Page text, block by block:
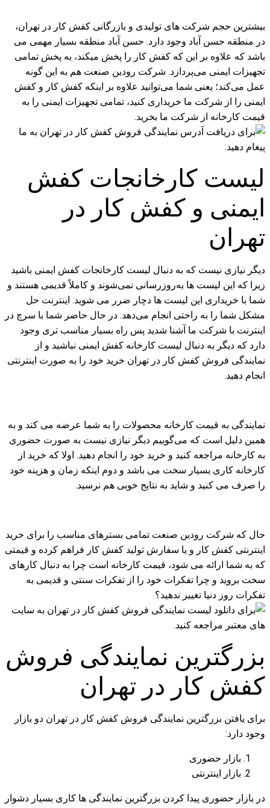
بیشترین حجم شرکت های تولیدی و بازرگانی کفش کار در تهران،
در منطقه حسن آباد وجود دارد. حسن‌ آباد منطقه بسیار مهمی می
باشد که علاوه بر این که کفش کار را پخش میکند، به پخش تمامی
تجهیزات ایمنی می‌پردازد. شرکت رودین صنعت هم به این گونه
عمل می‌کند؛ یعنی شما می‌توانید علاوه بر اینکه کفش کار و کفش
ایمنی را از شرکت ما خریداری کنید، تمامی تجهیزات ایمنی را به
قیمت کارخانه از شرکت ما بخرید.
لیست کارخانجات کفش
ایمنی و کفش کار در
تهران
دیگر نیازی نیست که به دنبال لیست کارخانجات کفش ایمنی باشید
زیرا که این لیست ها به‌روزرسانی نمی‌شوند و کاملاً قدیمی هستند و
شما با خریداری این لیست ها دچار ضرر می شوید. اینترنت حل
مشکل شما را به راحتی انجام می‌دهد. در حال حاضر شما با سرچ در
اینترنت با شرکت ما آشنا شدید پس راه بسیار مناسب تری وجود
دارد که دیگر به دنبال لیست کارخانه کفش ایمنی نباشید و از
نمایندگی فروش کفش کار در تهران خرید خود را به صورت اینترنتی
انجام دهید.
نمایندگی به قیمت کارخانه محصولات را به شما عرضه می کند و به
همین دلیل است که می‌گوییم دیگر نیازی نیست به صورت حضوری
به کارخانه مراجعه کنید و خرید خود را انجام دهید. اولا که خرید از
کارخانه کاری بسیار سخت می باشد و دوم اینکه زمان و هزینه خود
را صرف می کنید و شاید به نتایج خوبی هم نرسید.
حال که شرکت رودین صنعت تمامی بسترهای مناسب را برای خرید
اینترنتی کفش کار و یا سفارش تولید کفش کار فراهم کرده و قیمتی
که به شما ارائه می شود، قیمت کارخانه است چرا به دنبال کارهای
سخت بروید و چرا تفکرات خود را از تفکرات سنتی و قدیمی به
تفکرات روز دنیا تغییر ندهید؟
بزرگترین نمایندگی فروش
کفش کار در تهران
برای یافتن بزرگترین نمایندگی فروش کفش کار در تهران دو بازار
وجود دارد:
بازار حضوری
بازار اینترنتی
در بازار حضوری پیدا کردن بزرگترین نمایندگی ها کاری بسیار دشوار